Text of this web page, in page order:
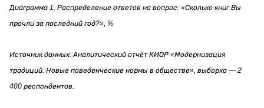
Диаграмма 1. Распределение ответов на вопрос: «Сколько книг Вы
прочли за последний год?», %
Источник данных: Аналитический отчёт КИОР «Модернизация
традиций: Новые поведенческие нормы в обществе», выборка — 2
400 респондентов.